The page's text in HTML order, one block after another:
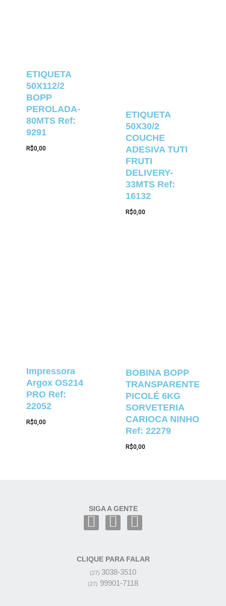
ETIQUETA
50X112/2
BOPP
PEROLADA-
80MTS Ref:
9291
R$0,00
ETIQUETA
50X30/2
COUCHE
ADESIVA TUTI
FRUTI
DELIVERY-
33MTS Ref:
16132
R$0,00
Impressora
Argox OS214
PRO Ref:
22052
R$0,00
BOBINA BOPP
TRANSPARENTE
PICOLÉ 6KG
SORVETERIA
CARIOCA NINHO
Ref: 22279
R$0,00
SIGA A GENTE
CLIQUE PARA FALAR
(27) 3038-3510
(27) 99901-7118